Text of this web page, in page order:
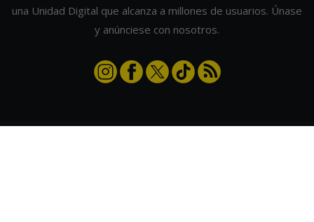
una Unidad Digital que alcanza a millones de usuarios. Únase
y anúnciese con nosotros.